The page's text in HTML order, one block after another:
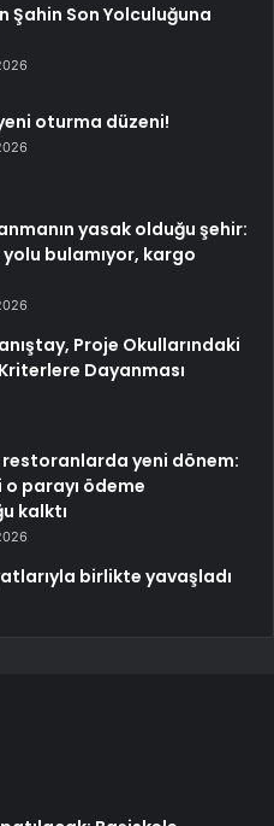
Şahin Son Yolculuğuna
oturma düzeni!
yasak olduğu şehir:
bulamıyor, kargo
Proje Okullarındaki
Dayanması
yeni dönem:
parayı ödeme
kalktı
birlikte yavaşladı